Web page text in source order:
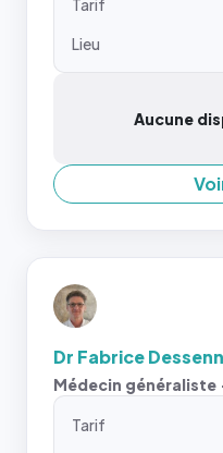
Tarif
Lieu
Aucune
Dr Fabrice
Médecin généraliste
Tarif